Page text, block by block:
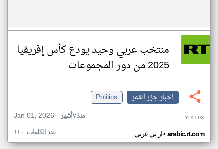
منتخب عربي وحيد يودع كأس إفريقيا
2025 من دور المجموعات
اخبار جزر القمر
Politics
Jan 01, 2026
منذ ٧ أشهر YU55DX
ار تي عربي• arabic.rt.com عدد الكلمات: ١١٠